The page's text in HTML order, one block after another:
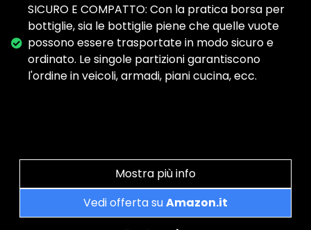
SICURO E COMPATTO: Con la pratica borsa per
bottiglie, sia le bottiglie piene che quelle vuote
possono essere trasportate in modo sicuro e
ordinato. Le singole partizioni garantiscono
l'ordine in veicoli, armadi, piani cucina, ecc.
Mostra più info
Vedi offerta suAmazon.it